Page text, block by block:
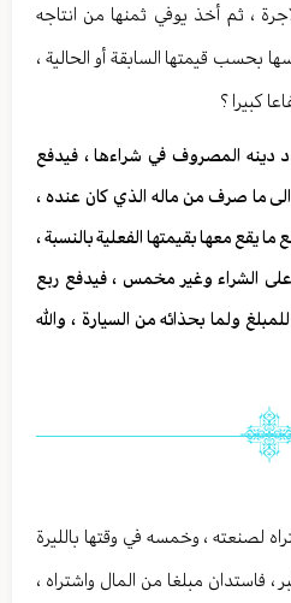
، ثم أخذ يوفي ثمنها من انتاجه
بحسب قيمتها السابقة أو الحالية ،
كبيرا ؟
دينه المصروف في شراءها ، فيدفع
الى ما صرف من ماله الذي كان عنده ،
يقع معها بقيمتها الفعلية بالنسبة ،
على الشراء وغير مخمس ، فيدفع ربع
ولما بحذائه من السيارة ، والله
لصنعته ، وخمسه في وقتها بالليرة
، فاستدان مبلغا من المال واشتراه ،